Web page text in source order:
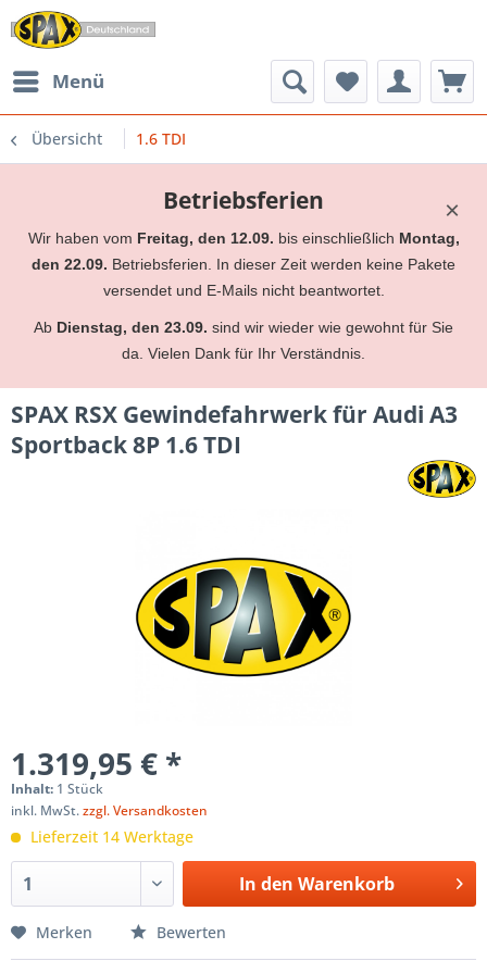
Menü
Übersicht 1.6 TDI
×
Betriebsferien
Wir haben vom Freitag, den 12.09. bis einschließlich Montag,
den 22.09. Betriebsferien. In dieser Zeit werden keine Pakete
versendet und E-Mails nicht beantwortet.
Ab Dienstag, den 23.09. sind wir wieder wie gewohnt für Sie
da. Vielen Dank für Ihr Verständnis.
SPAX RSX Gewindefahrwerk für Audi A3
Sportback 8P 1.6 TDI
1.319,95 € *
Inhalt: 1 Stück
inkl. MwSt.zzgl. Versandkosten
Lieferzeit 14 Werktage
In den Warenkorb
Merken Bewerten